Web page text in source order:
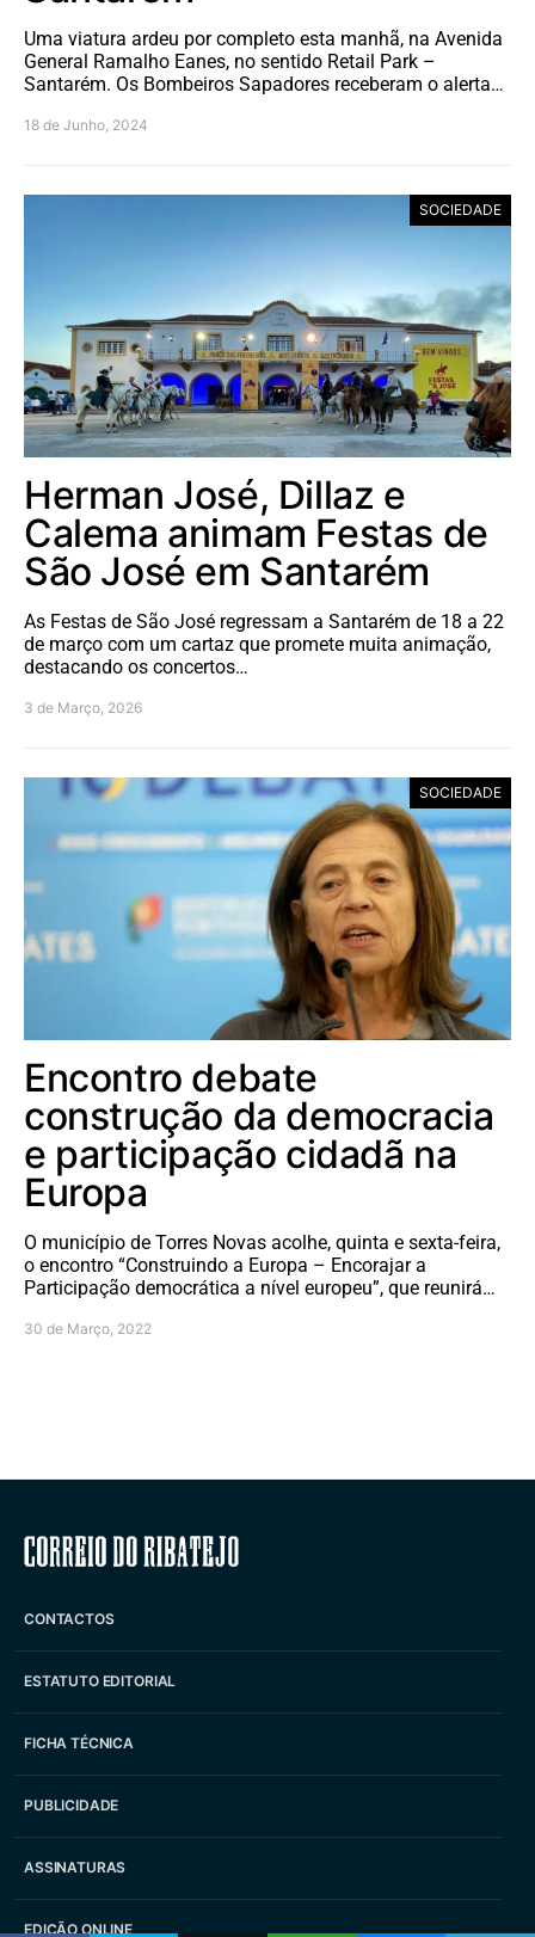
Uma viatura ardeu por completo esta manhã, na Avenida
General Ramalho Eanes, no sentido Retail Park –
Santarém. Os Bombeiros Sapadores receberam o alerta…
18 de Junho, 2024
SOCIEDADE
Herman José, Dillaz e
Calema animam Festas de
São José em Santarém
As Festas de São José regressam a Santarém de 18 a 22
de março com um cartaz que promete muita animação,
destacando os concertos…
3 de Março, 2026
SOCIEDADE
Encontro debate
construção da democracia
e participação cidadã na
Europa
O município de Torres Novas acolhe, quinta e sexta-feira,
o encontro “Construindo a Europa – Encorajar a
Participação democrática a nível europeu”, que reunirá…
30 de Março, 2022
Correio do Ribatejo
CONTACTOS
ESTATUTO EDITORIAL
FICHA TÉCNICA
PUBLICIDADE
ASSINATURAS
EDIÇÃO ONLINE